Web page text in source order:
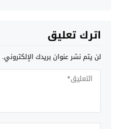
اترك تعليق
لن يتم نشر عنوان بريدك الإلكتروني.